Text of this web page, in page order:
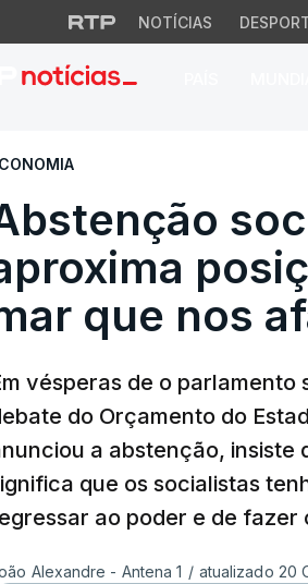
NOTÍCIAS
que nos
vésperas de o
do Orçamento do
a abstenção,
que os socialistas
ao poder e de fazer
Alexandre - Antena 1 / atualizado 20